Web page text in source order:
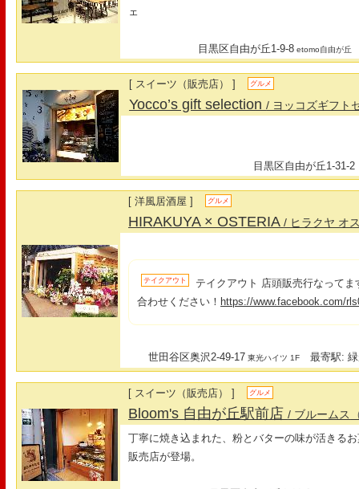
ェ
目黒区自由が丘1-9-8 etomo自由が丘
[ スイーツ（販売店） ] グルメ
Yocco’s gift selection/ ヨッコズギフト
目黒区自由が丘1-31-2
[ 洋風居酒屋 ] グルメ
HIRAKUYA × OSTERIA/ ヒラクヤ オ
テイクアウト
テイクアウト 店頭販売行なってま
合わせください！ https://www.facebook.com/
世田谷区奥沢2-49-17 東光ハイツ 1F 最寄駅: 緑
[ スイーツ（販売店） ] グルメ
Bloom's 自由が丘駅前店/ ブルームス
丁寧に焼き込まれた、粉とバターの味が活きる
販売店が登場。